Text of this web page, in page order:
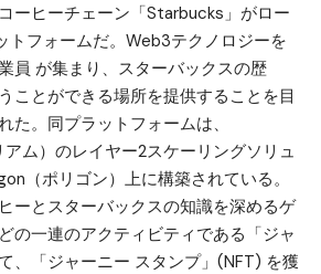
ーヒーチェーン「Starbucks」がロー
トフォームだ。Web3テクノロジーを
員 が集まり、スターバックスの歴
ことができる場所を提供することを目
た。同プラットフォームは、
ム）のレイヤー2スケーリングソリュ
（ポリゴン）上に構築されている。
ーとスターバックスの知識を深めるゲ
の一連のアクティビティである「ジャ
、「ジャーニー スタンプ」(NFT) を獲